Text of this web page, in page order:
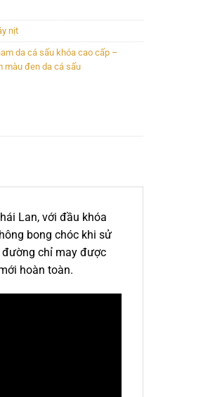
nịt
da cá sấu khóa cao cấp –
màu đen da cá sấu
Lan, với đầu khóa
bong chóc khi sử
chỉ may được
hoàn toàn.